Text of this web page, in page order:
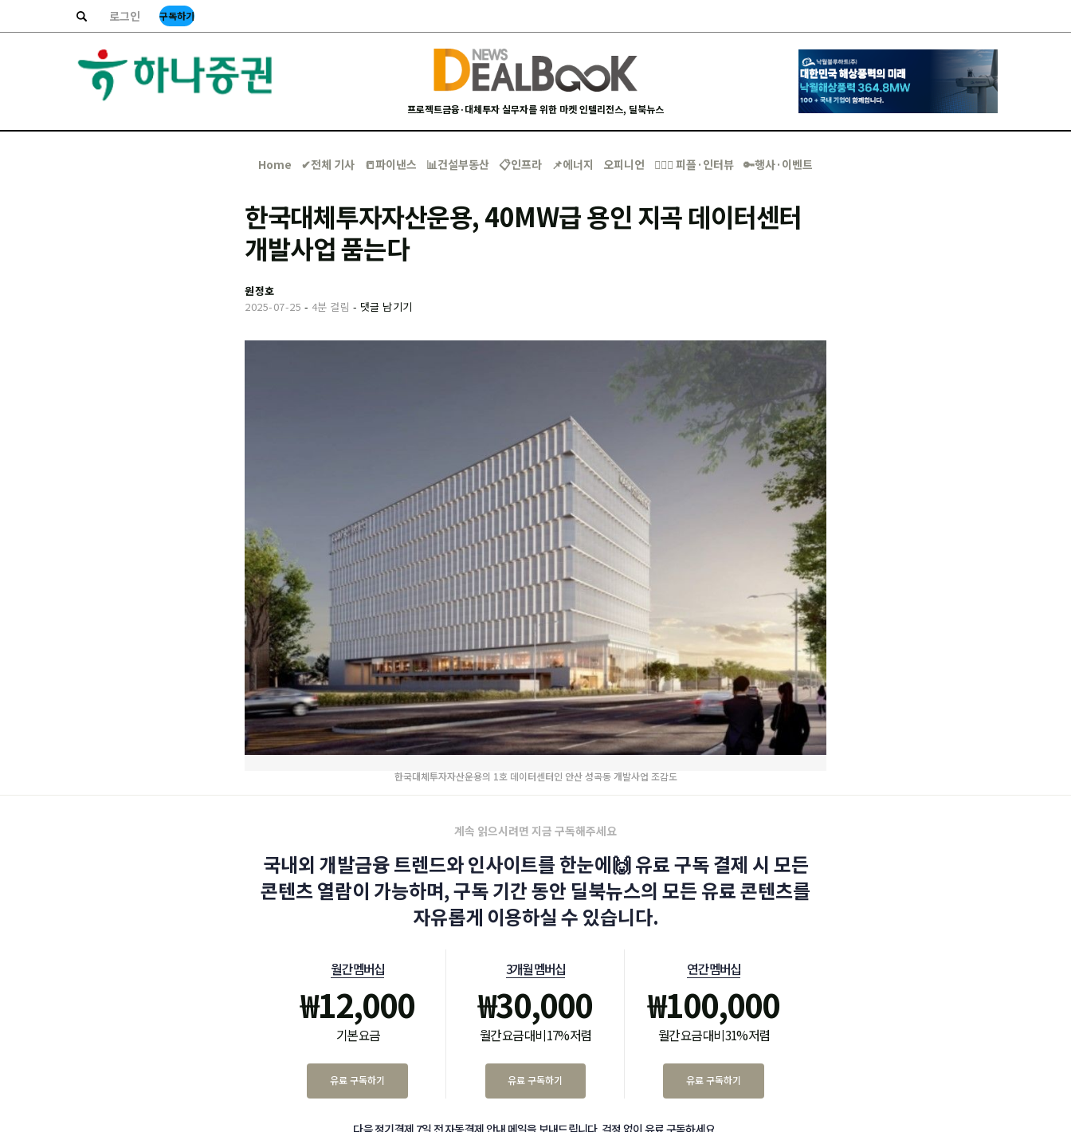
로그인 구독하기
프로젝트금융·대체투자 실무자를 위한 마켓 인텔리전스, 딜북뉴스
Home ✔︎전체 기사 📒파이낸스 📊건설부동산 📋인프라 📌에너지 오피니언 🙋🏻‍♂️ 피플·인터뷰 🔑행사·이벤트
한국대체투자자산운용, 40MW급 용인 지곡 데이터센터
개발사업 품는다
원정호
2025-07-25 - 4분 걸림 - 댓글 남기기
한국대체투자자산운용의 1호 데이터센터인 안산 성곡동 개발사업 조감도
계속 읽으시려면 지금 구독해주세요
국내외 개발금융 트렌드와 인사이트를 한눈에🙌 유료 구독 결제 시 모든
콘텐츠 열람이 가능하며, 구독 기간 동안 딜북뉴스의 모든 유료 콘텐츠를
자유롭게 이용하실 수 있습니다.
월간 멤버십
₩12,000
기본 요금
유료 구독하기
3개월 멤버십
₩30,000
월간 요금 대비 17% 저렴
유료 구독하기
연간 멤버십
₩100,000
월간 요금 대비 31% 저렴
유료 구독하기
다음 정기결제 7일 전 자동결제 안내 메일을 보내드립니다. 걱정 없이 유료 구독하세요.